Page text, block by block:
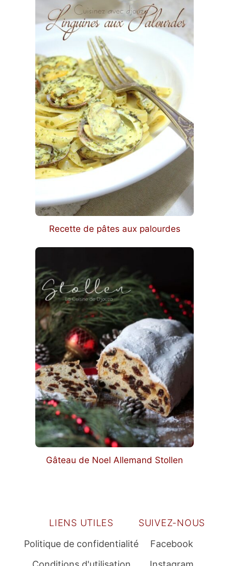
Recette de pâtes aux palourdes
Gâteau de Noel Allemand Stollen
LIENS UTILES
Politique de confidentialité
SUIVEZ-NOUS
Facebook